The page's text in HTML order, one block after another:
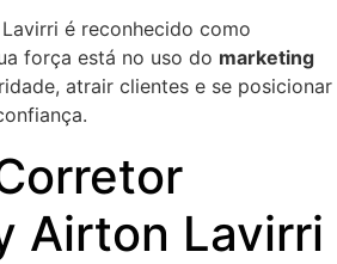
é reconhecido como
força está no uso do marketing
atrair clientes e se posicionar
Airton Lavirri